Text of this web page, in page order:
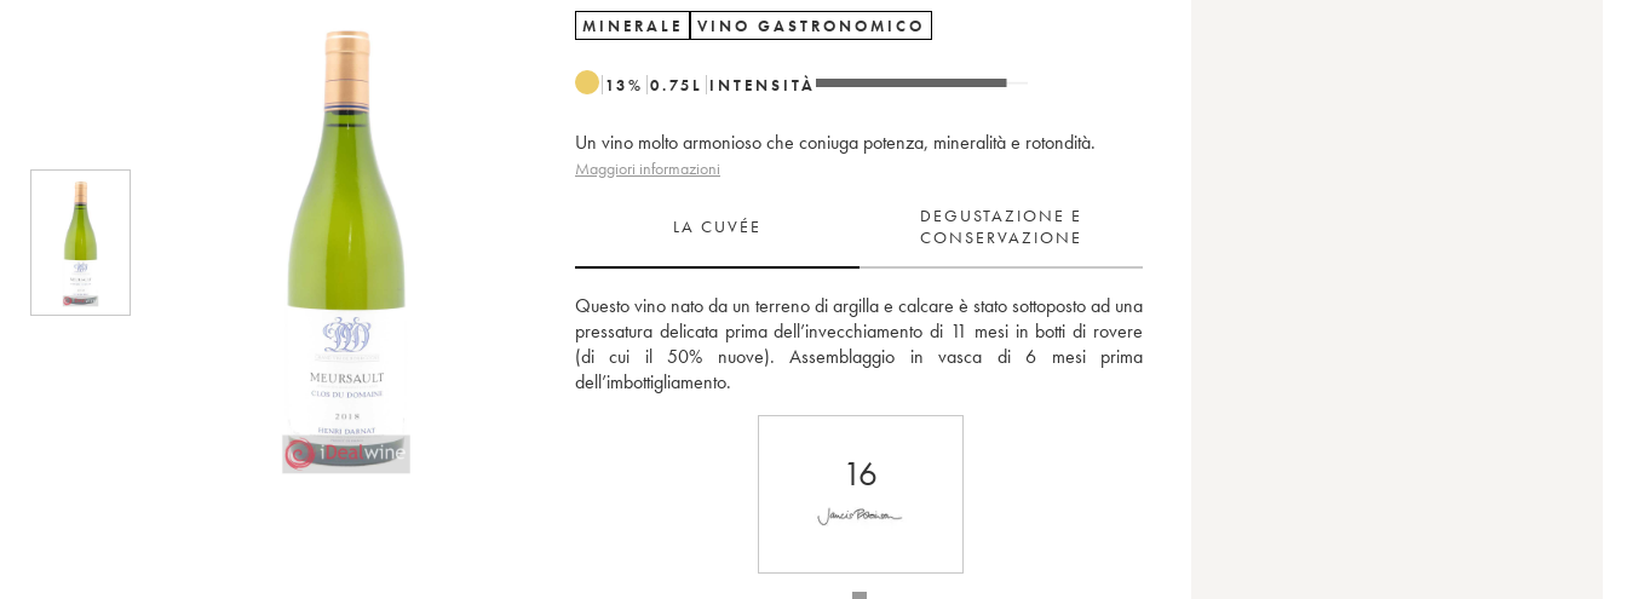
MINERALE VINO GASTRONOMICO
13% 0.75 L INTENSITÀ
Un vino molto armonioso che coniuga potenza, mineralità e rotondità.
Maggiori informazioni
LA CUVÉE
DEGUSTAZIONE E
CONSERVAZIONE
Questo vino nato da un terreno di argilla e calcare è stato sottoposto ad una
pressatura delicata prima dell’invecchiamento di 11 mesi in botti di rovere
(di cui il 50% nuove). Assemblaggio in vasca di 6 mesi prima
dell’imbottigliamento.
16